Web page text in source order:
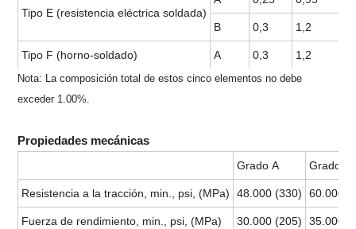
Tipo E (resistencia eléctrica soldada)
B 0,3 1,2
Tipo F (horno-soldado) A 0,3 1,2
Nota: La composición total de estos cinco elementos no debe
exceder 1.00%.
Propiedades mecánicas
Grado A Grado B
Resistencia a la tracción, min., psi, (MPa) 48.000 (330) 60.000
Fuerza de rendimiento, min., psi, (MPa) 30.000 (205) 35.000